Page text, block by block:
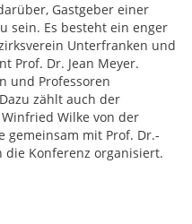
Gastgeber einer
sein. Es besteht ein enger
Unterfranken und
Prof. Dr. Jean Meyer.
und Professoren
zählt auch der
Wilke von der
gemeinsam mit Prof. Dr.-
die Konferenz organisiert.